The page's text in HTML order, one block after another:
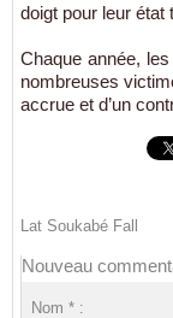
doigt pour leur état
Chaque année,
nombreuses
accrue et d’un
Lat Soukabé Fall
Nouveau
Nom * :